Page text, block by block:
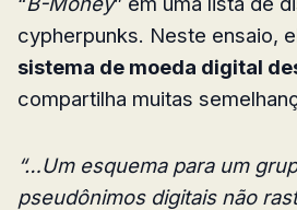
cypherpunks. Neste ensaio,
sistema de moeda digital
compartilha muitas
“…Um esquema para um
pseudônimos digitais não